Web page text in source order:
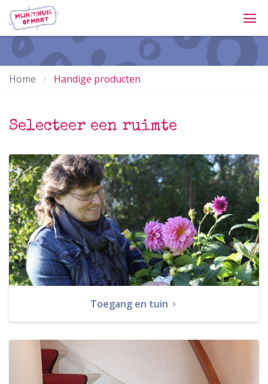
Home Handige producten
Selecteer een ruimte
Toegang en tuin